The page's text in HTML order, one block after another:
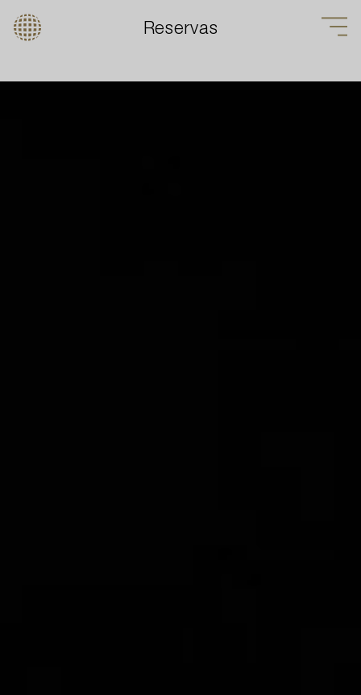
Reservas